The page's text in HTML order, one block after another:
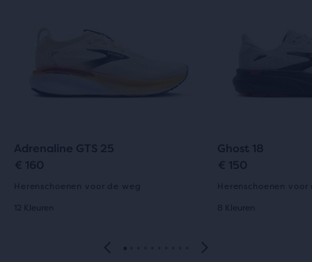
Adrenaline GTS 25
€ 160
Herenschoenen voor de weg
12 Kleuren
Ghost 18
€ 150
Herenschoenen
8 Kleuren